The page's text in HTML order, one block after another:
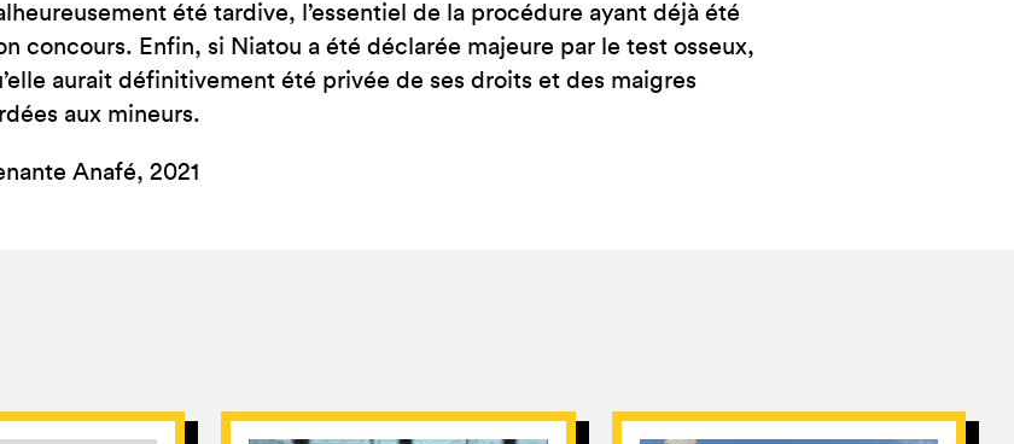
été tardive, l’essentiel de la procédure ayant déjà été
concours. Enfin, si Niatou a été déclarée majeure par le test osseux,
aurait définitivement été privée de ses droits et des maigres
aux mineurs.
Anafé, 2021